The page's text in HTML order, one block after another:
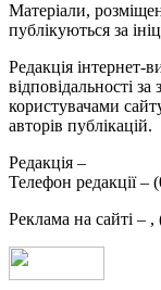
Матеріали,
публікуються за
Редакція
відповідальності
користувачами
авторів публікацій.
Редакція –
Телефон редакції –
Реклама на сайті – ,